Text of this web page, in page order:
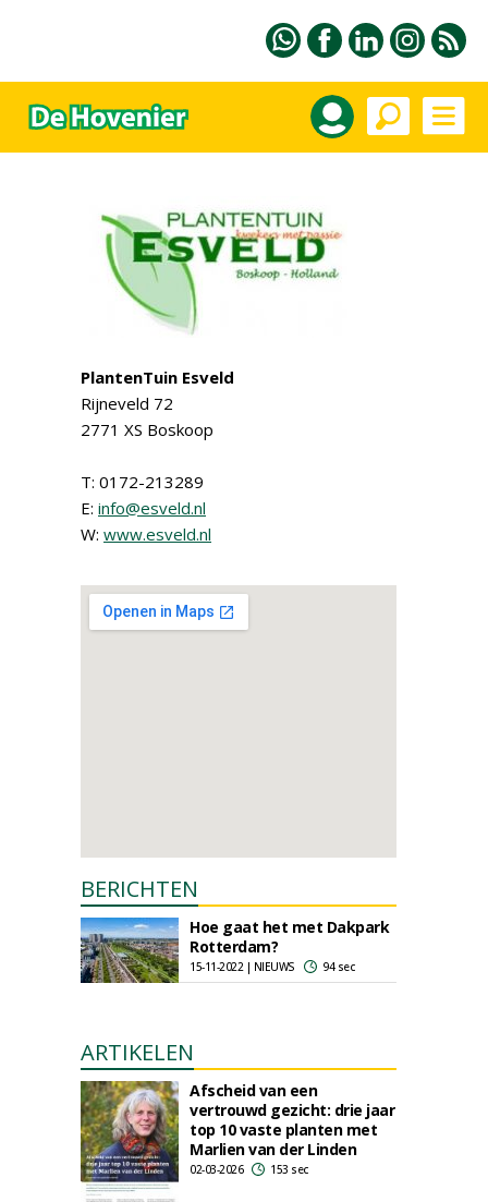
PlantenTuin Esveld
Rijneveld 72
2771 XS Boskoop
T: 0172-213289
E: info@esveld.nl
W: www.esveld.nl
BERICHTEN
Hoe gaat het met Dakpark
Rotterdam?
15-11-2022 | NIEUWS 94 sec
ARTIKELEN
Afscheid van een
vertrouwd gezicht: drie jaar
top 10 vaste planten met
Marlien van der Linden
02-03-2026 153 sec